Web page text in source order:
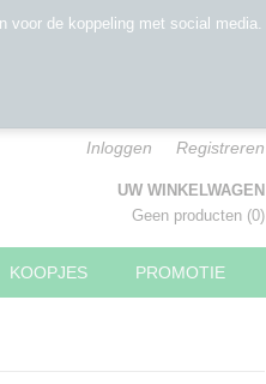
Inloggen Registreren
UW WINKELWAGEN
Geen producten (0)
KOOPJES PROMOTIE
voor de koppeling met social media.